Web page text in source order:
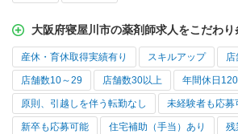
大阪府寝屋川市の薬剤師求人をこだわ
産休・育休取得実績有り スキルアップ
店舗数10～29 店舗数30以上 年間休日
原則、引越しを伴う転勤なし 未経験者も応募
新卒も応募可能 住宅補助（手当）あり 残